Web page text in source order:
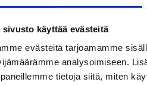
sivusto käyttää evästeitä
evästeitä tarjoamamme
analysoimiseen.
tietoja siitä, miten